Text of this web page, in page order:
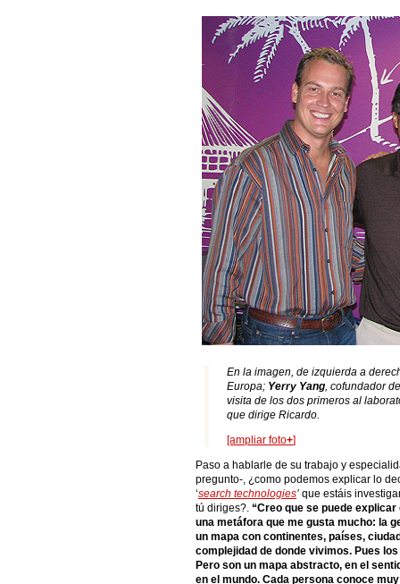
En la imagen, de izquierda a
Europa; Yerry Yang, cofundador
visita de los dos primeros al
que dirige Ricardo.
[ampliar foto+]
Paso a hablarle de su trabajo y
pregunto-, ¿como podemos explicar lo
‘search technologies’ que estáis
tú diriges?. “Creo que se puede
una metáfora que me gusta mucho: la
un mapa con continentes, países,
complejidad de donde vivimos. Pues los
Pero son un mapa abstracto, en el
en el mundo. Cada persona conoce